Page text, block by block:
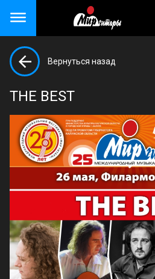
Close menu
Вернуться назад
THE BEST